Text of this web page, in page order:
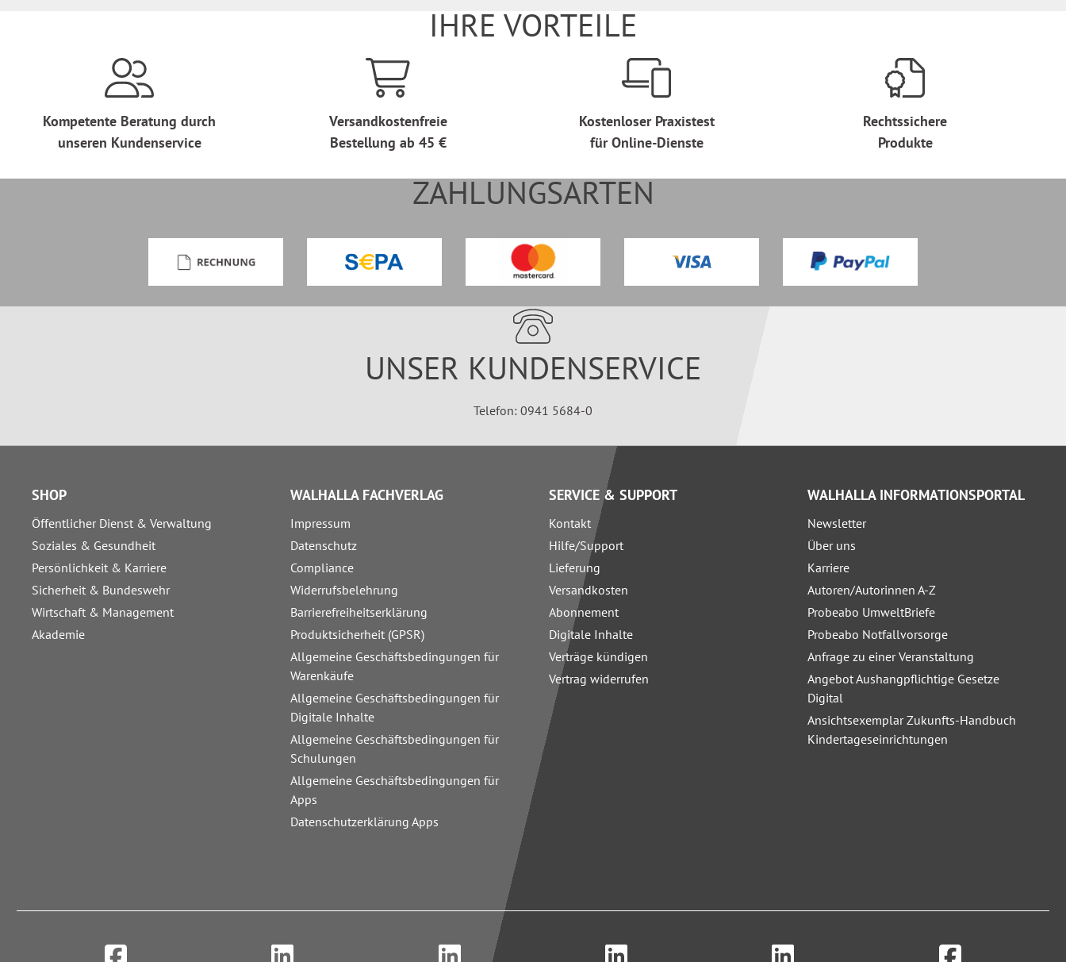
IHRE VORTEILE
Kompetente Beratung durch
unseren Kundenservice
Versandkostenfreie
Bestellung ab 45 €
Kostenloser Praxistest
für Online-Dienste
Rechtssichere
Produkte
ZAHLUNGSARTEN
UNSER KUNDENSERVICE
Telefon: 0941 5684-0
SHOP
Öffentlicher Dienst & Verwaltung
Soziales & Gesundheit
Persönlichkeit & Karriere
Sicherheit & Bundeswehr
Wirtschaft & Management
Akademie
WALHALLA FACHVERLAG
Impressum
Datenschutz
Compliance
Widerrufsbelehrung
Barrierefreiheitserklärung
Produktsicherheit (GPSR)
Allgemeine Geschäftsbedingungen für
Warenkäufe
Allgemeine Geschäftsbedingungen für
Digitale Inhalte
Allgemeine Geschäftsbedingungen für
Schulungen
Allgemeine Geschäftsbedingungen für
Apps
Datenschutzerklärung Apps
SERVICE & SUPPORT
Kontakt
Hilfe/Support
Lieferung
Versandkosten
Abonnement
Digitale Inhalte
Verträge kündigen
Vertrag widerrufen
WALHALLA INFORMATIONSPORTAL
Newsletter
Über uns
Karriere
Autoren/Autorinnen A-Z
Probeabo UmweltBriefe
Probeabo Notfallvorsorge
Anfrage zu einer Veranstaltung
Angebot Aushangpflichtige Gesetze
Digital
Ansichtsexemplar Zukunfts-Handbuch
Kindertageseinrichtungen